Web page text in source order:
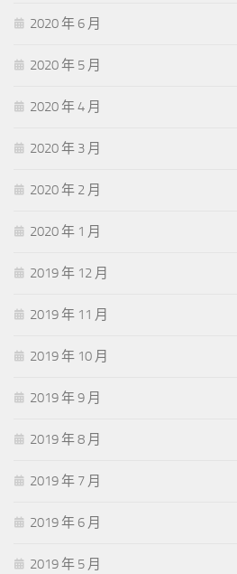
2020 年 6 月
2020 年 5 月
2020 年 4 月
2020 年 3 月
2020 年 2 月
2020 年 1 月
2019 年 12 月
2019 年 11 月
2019 年 10 月
2019 年 9 月
2019 年 8 月
2019 年 7 月
2019 年 6 月
2019 年 5 月